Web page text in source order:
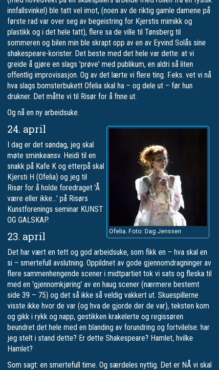
innfallsvinkel) ble tatt vel imot, (noen av de riktig gamle damene på
første rad var over seg av begeistring for Kjerstis mimikk og
plastikk og i det hele tatt), flere sa de ville til Tønsberg til
sommeren og bilen min ble skrapt opp av en av Eyvind Solås sine
shakespeare-korister. Det beste med det hele var dette: at vi
greide å gjøre en slags 'prøve' med publikum, en aldri så liten
offentlig improvisasjon. Og av det lærte vi flere ting. F.eks. vet vi nå
hva slags bomsterbukett Ofelia skal ha – og dele ut – før hun
drukner. Det måtte vi til Risør for å fnne ut.
Og nå en ny arbeidsuke.
Ofelia. Foto: Dag Jenssen
24. april
I dag er det søndag, jeg skal
møte sminkeansv. Heidi til en
snakk på Kafe K og etterpå skal
Kjersti H (Ofelia) og jeg til
Risør for å holde foredraget 'Å
være eller ikke…' på Risørs
Kunstforenings seminar KUNST
OG GALSKAP.
23. april
Det har vært en tett og god arbeidsuke, som fikk en – hva skal en
si – smertefull avslutning. Oppildnet av gode gjennomdragninger av
flere sammenhengende scener i midtpartiet tok vi sats og fleska til
med en 'gjennomkjøring' av en haug scener (nærmere bestemt
side 39 – 75) og det så ikke så veldig vakkert ut. Skuespillerne
visste ikke hvor de var (og hva de gjorde der de var), teksten kom
og gikk i rykk og napp, gestikken krakelerte og regissøren
beundret det hele med en blanding av forundring og fortvilelse: har
jeg stelt i stand dette? Er dette Shakespeare? Hamlet, hvilke
Hamlet?
Som sagt: en smertefull time. Og særdeles nyttig. Det er NÅ vi skal